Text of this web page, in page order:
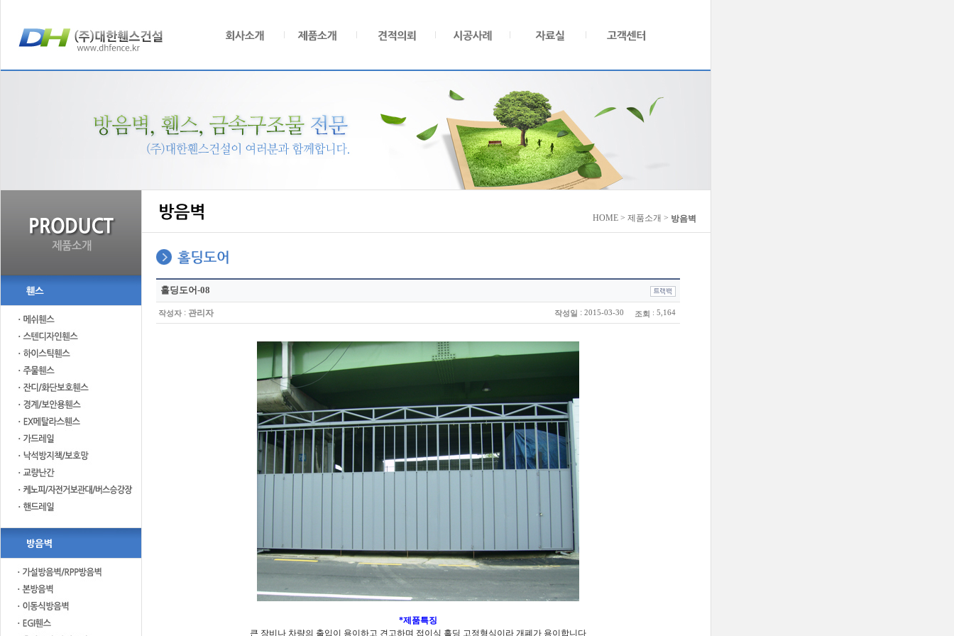
HOME > 제품소개 > 방음벽
홀딩도어-08
작성자 : 관리자 작성일 : 2015-03-30 조회 : 5,164
*제품특징
큰 장비나 차량의 출입이 용이하고 견고하며 접이식 홀딩 고정형식이라 개폐가 용이합니다